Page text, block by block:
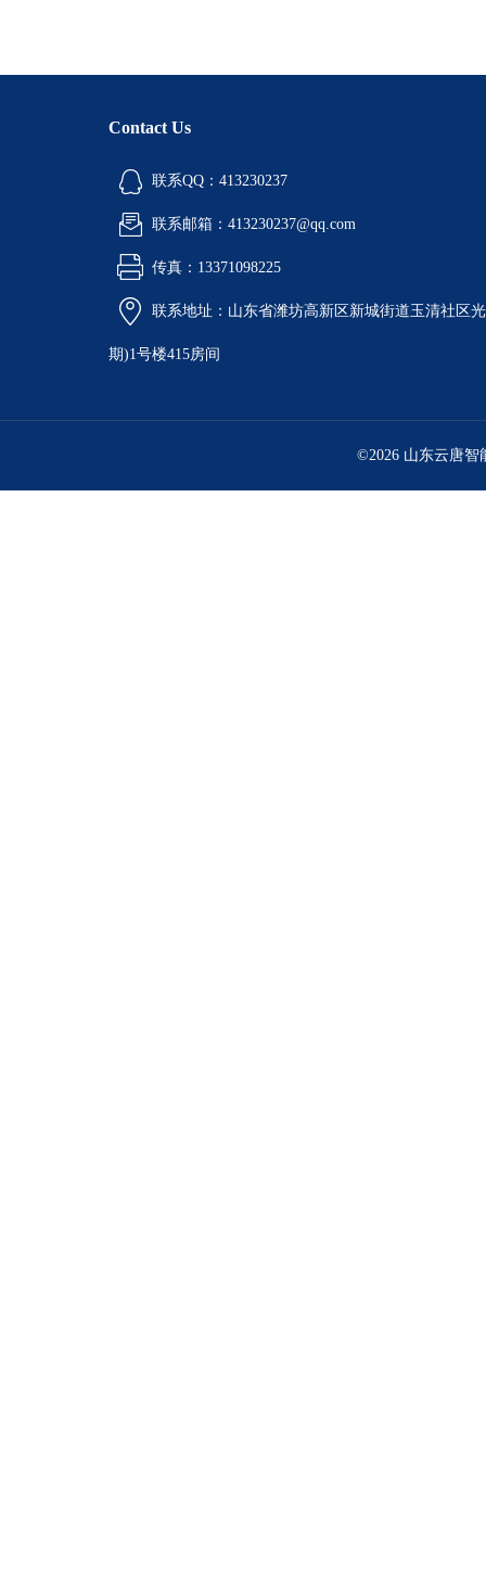
Contact Us
联系QQ：413230237
联系邮箱：413230237@qq.com
传真：13371098225
联系地址：山东省潍坊高新区新城街道玉清社区
期)1号楼415房间
©2026 山东云唐